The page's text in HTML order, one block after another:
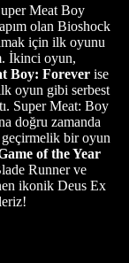
Meat Boy
olan Bioshock
için ilk oyunu
İkinci oyun,
Boy: Forever ise
oyun gibi serbest
Super Meat: Boy
doğru zamanda
bir oyun
of the Year
Runner ve
ikonik Deus Ex